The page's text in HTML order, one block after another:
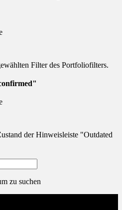
Filter des Portfoliofilters.
der Hinweisleiste "Outdated
zu suchen